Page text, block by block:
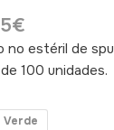
€
no estéril de
100 unidades.
Verde